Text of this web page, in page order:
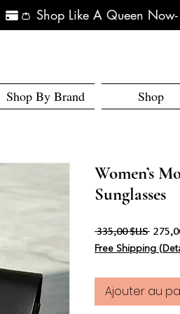
Shop By Brand Shop
Women’s
Sunglasses
335,00 $US Prix
Free Shipping
Ajouter au